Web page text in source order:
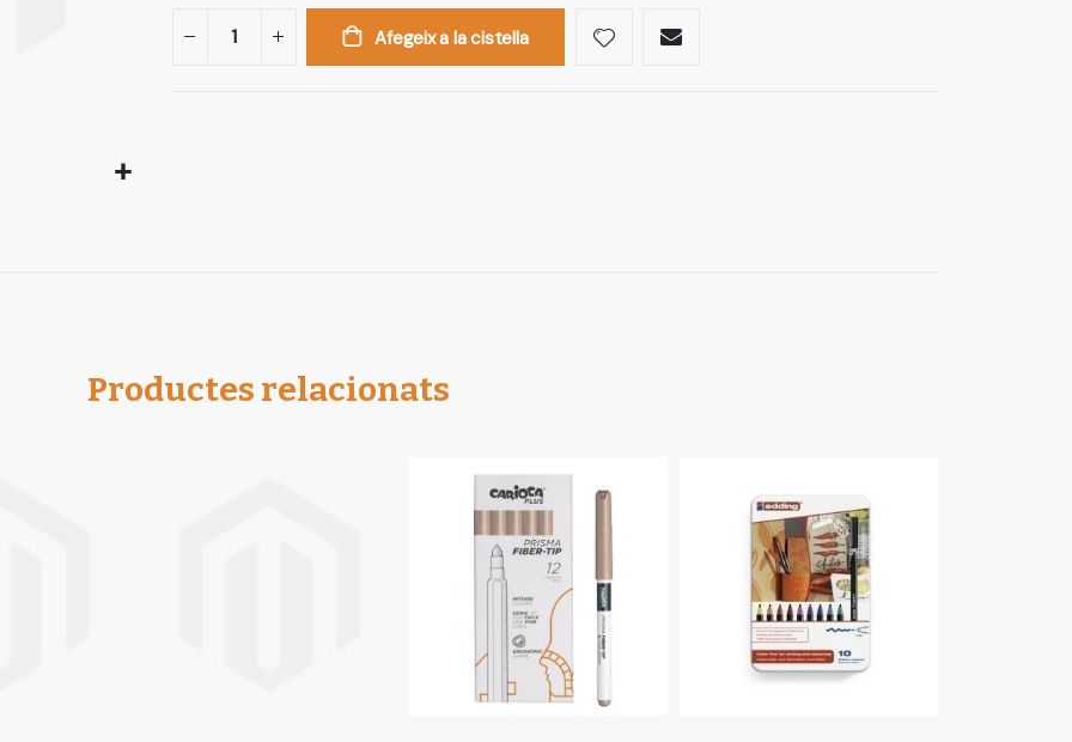
Afegeix a la cistella
Productes relacionats